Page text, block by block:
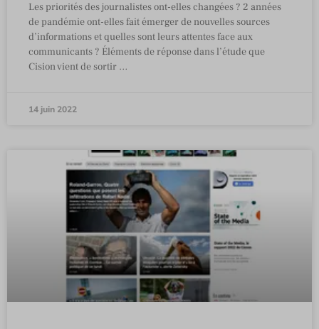
Les priorités des journalistes ont-elles changées ? 2 années
de pandémie ont-elles fait émerger de nouvelles sources
d’informations et quelles sont leurs attentes face aux
communicants ? Éléments de réponse dans l’étude que
Cision vient de sortir …
14 juin 2022